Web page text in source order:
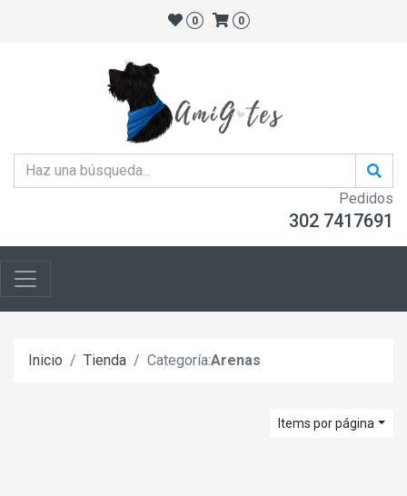
0 0
Pedidos
302 7417691
Inicio Tienda Categoría:Arenas
Items por página